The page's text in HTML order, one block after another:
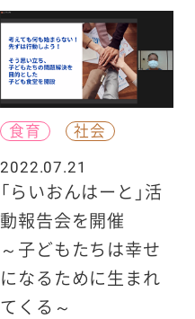
食育
社会
2022.07.21
「らいおんはーと」活
動報告会を開催
～子どもたちは幸せ
になるために生まれ
てくる～